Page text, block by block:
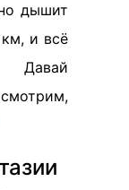
дышит
и всё
Давай